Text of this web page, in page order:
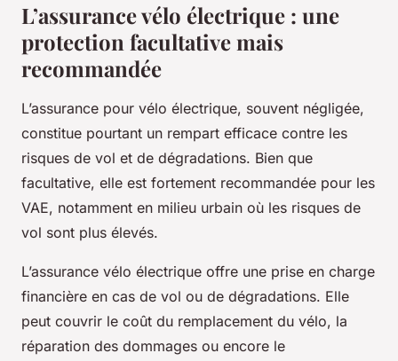
L’assurance vélo électrique : une
protection facultative mais
recommandée
L’assurance pour vélo électrique, souvent négligée,
constitue pourtant un rempart efficace contre les
risques de vol et de dégradations. Bien que
facultative, elle est fortement recommandée pour les
VAE, notamment en milieu urbain où les risques de
vol sont plus élevés.
L’assurance vélo électrique offre une prise en charge
financière en cas de vol ou de dégradations. Elle
peut couvrir le coût du remplacement du vélo, la
réparation des dommages ou encore le